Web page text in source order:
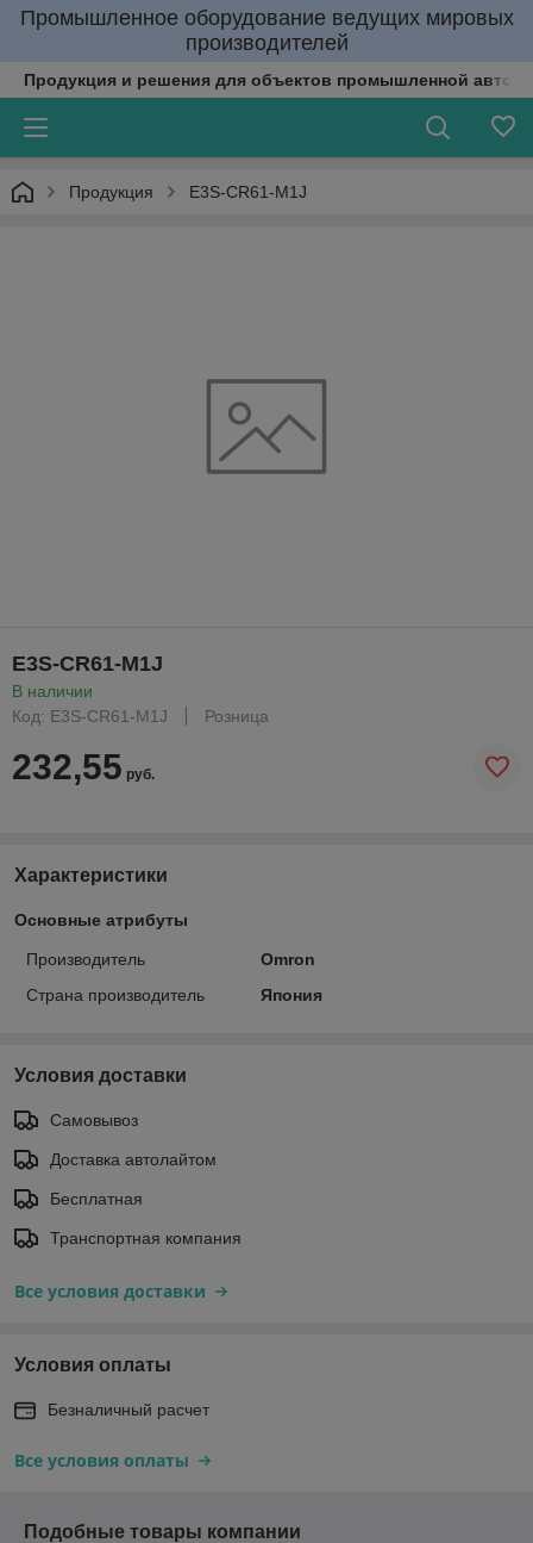
Промышленное оборудование ведущих мировых
производителей
Продукция и решения для объектов промышленной
Продукция E3S-CR61-M1J
E3S-CR61-M1J
В наличии
Код: E3S-CR61-M1J
Розница
232,55 руб.
Характеристики
Основные атрибуты
Производитель
Omron
Страна производитель
Япония
Условия доставки
Самовывоз
Доставка автолайтом
Бесплатная
Транспортная компания
Все условия доставки
Условия оплаты
Безналичный расчет
Все условия оплаты
Подобные товары компании